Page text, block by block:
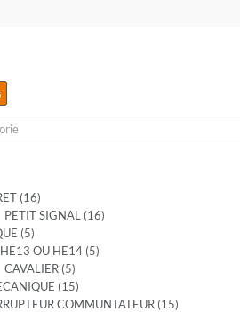
(16)
PETIT SIGNAL (16)
(5)
OU HE14 (5)
CAVALIER (5)
(15)
COMMUNTATEUR (15)